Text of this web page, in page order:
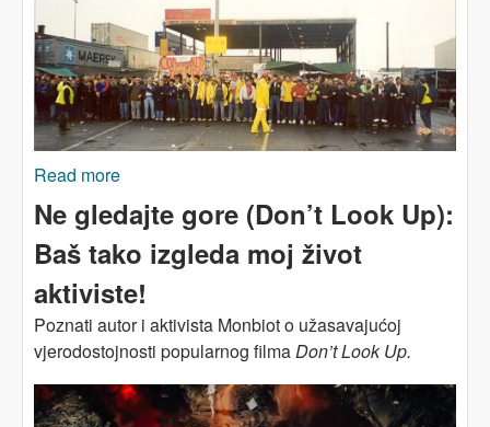
Read more
planetu
Ne gledajte gore (Don’t Look Up):
Baš tako izgleda moj život
aktiviste!
Poznati autor i aktivista Monbiot o užasavajućoj
vjerodostojnosti popularnog filmaDon’t Look Up.